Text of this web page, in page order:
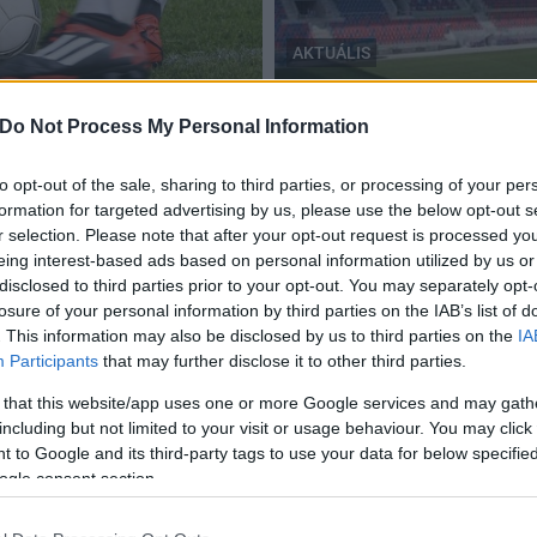
Do Not Process My Personal Information
opt-out of the sale, sharing to third parties, or processing of your
for targeted advertising by us, please use the below opt-out
selection. Please note that after your opt-out request is processed
interest-based ads based on personal information utilized by us
to third parties prior to your opt-out. You may separately
of your personal information by third parties on the IAB’s list of
This information may also be disclosed by us to third parties on the
Participants that may further disclose it to other third parties.
that this website/app uses one or more Google services and may
but not limited to your visit or usage behaviour. You may
to Google and its third-party tags to use your data for below
consent section.
AKTUÁLIS
Megkezdődött a
2018.10.03
Jó ütemben halad a Sóstói Stadion építése
21 méter magas, mintegy 10.000 négyzetméter az
alapterülete és az UEFA, valamint az MLSZ legmagasabb
követelményeit is teljesíteni fogja az épülő Sóstói